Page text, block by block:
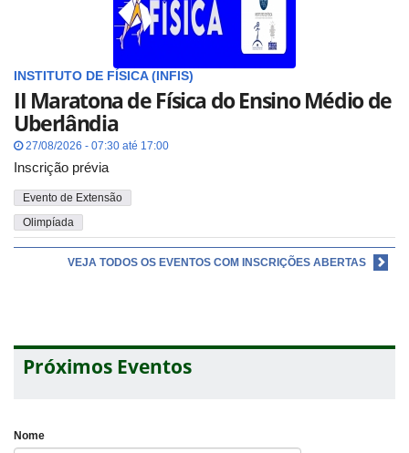
INSTITUTO DE FÍSICA (INFIS)
II Maratona de Física do Ensino Médio de
Uberlândia
27/08/2026 - 07:30 até 17:00
Inscrição prévia
Evento de Extensão
Olimpíada
VEJA TODOS OS EVENTOS COM INSCRIÇÕES ABERTAS
Próximos Eventos
Nome